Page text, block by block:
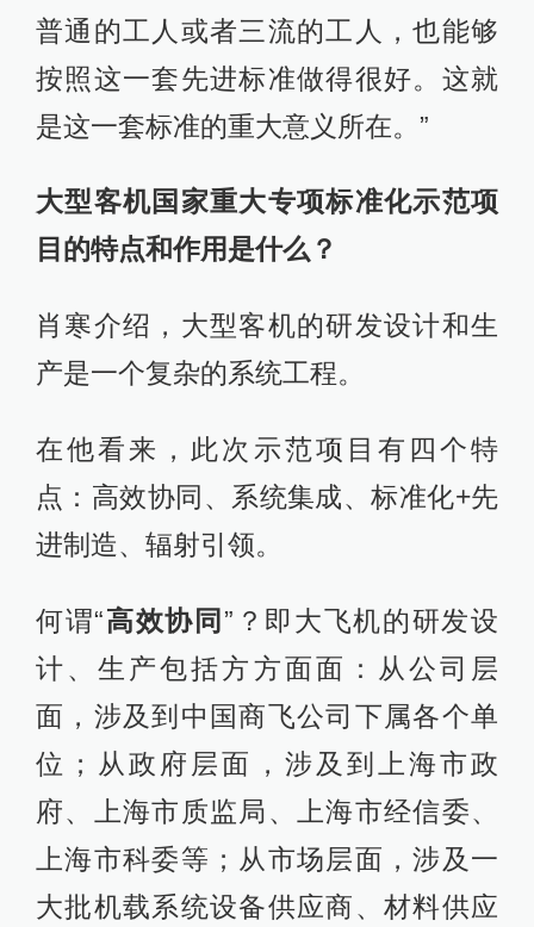
普通的工人或者三流的工人，也能够
按照这一套先进标准做得很好。这就
是这一套标准的重大意义所在。”
大型客机国家重大专项标准化示范项
目的特点和作用是什么？
肖寒介绍，大型客机的研发设计和生
产是一个复杂的系统工程。
在他看来，此次示范项目有四个特
点：高效协同、系统集成、标准化+先
进制造、辐射引领。
何谓“高效协同 ”？即大飞机的研发设
计、生产包括方方面面：从公司层
面，涉及到中国商飞公司下属各个单
位；从政府层面，涉及到上海市政
府、上海市质监局、上海市经信委、
上海市科委等；从市场层面，涉及一
大批机载系统设备供应商、材料供应